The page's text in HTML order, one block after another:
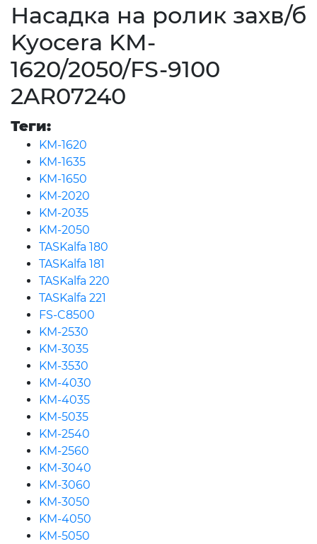
Насадка на ролик захв/б
Kyocera KM-
1620/2050/FS-9100
2AR07240
Теги:
KM-1620
KM-1635
KM-1650
KM-2020
KM-2035
KM-2050
TASKalfa 180
TASKalfa 181
TASKalfa 220
TASKalfa 221
FS-C8500
KM-2530
KM-3035
KM-3530
KM-4030
KM-4035
KM-5035
KM-2540
KM-2560
KM-3040
KM-3060
KM-3050
KM-4050
KM-5050